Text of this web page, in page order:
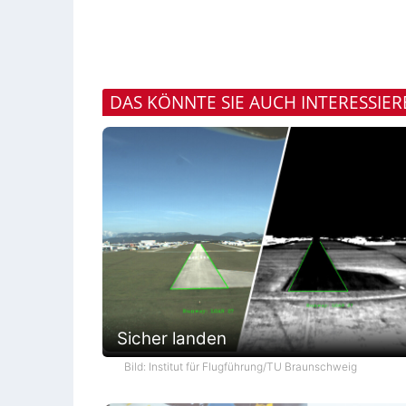
DAS KÖNNTE SIE AUCH
Sicher landen
Bild: Institut für Flugführung/TU Braunschweig